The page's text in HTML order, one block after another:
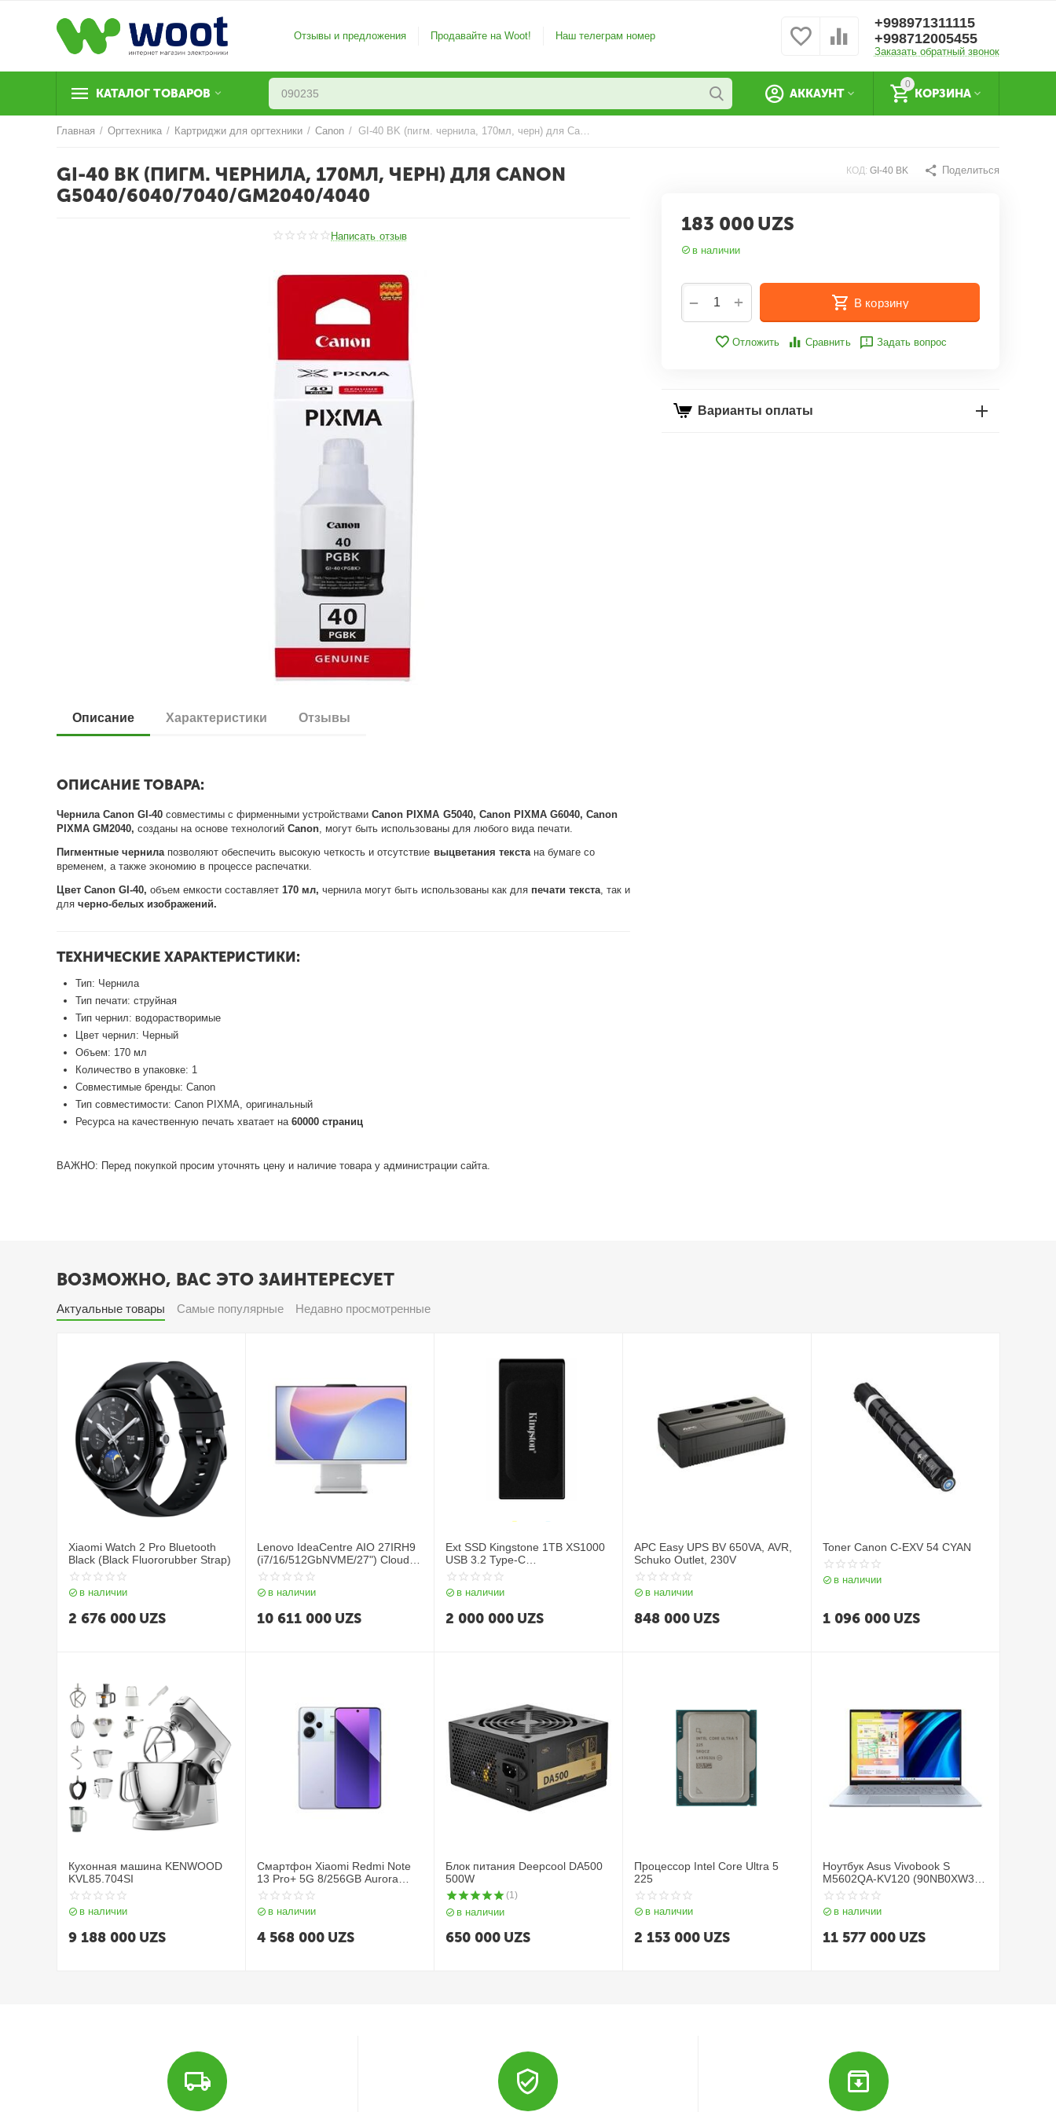
Отзывы и предложения Продавайте на Woot! Наш телеграм номер
+998971311115
+998712005455
Заказать обратный звонок
КАТАЛОГ ТОВАРОВ
0
КОРЗИНА
АККАУНТ
Главная / Оргтехника / Картриджи для оргтехники / Canon / GI-40 BK (пигм. чернила, 170мл, черн) для Canon G5040/6040/7040/GM2040/4040
GI-40 BK (ПИГМ. ЧЕРНИЛА, 170МЛ, ЧЕРН) ДЛЯ CANON
G5040/6040/7040/GM2040/4040
Написать отзыв
КОД: GI-40 BK Поделиться
183 000 UZS
в наличии
+
− В корзину
Отложить Сравнить Задать вопрос
Варианты оплаты
Описание Характеристики Отзывы
ОПИСАНИЕ ТОВАРА:
Чернила Canon GI-40 совместимы с фирменными устройствамиCanon PIXMA G5040, Canon PIXMA G6040, Canon
PIXMA GM2040,созданы на основе технологийCanon, могут быть использованы для любого вида печати.
Пигментные чернила позволяют обеспечить высокую четкость и отсутствие выцветания текстана бумаге со
временем, а также экономию в процессе распечатки.
Цвет Canon GI-40, объем емкости составляет170 мл, чернила могут быть использованы как дляпечати текста, так и
длячерно-белых изображений.
ТЕХНИЧЕСКИЕ ХАРАКТЕРИСТИКИ:
Тип: Чернила
Тип печати: струйная
Тип чернил: водорастворимые
Цвет чернил: Черный
Объем: 170 мл
Количество в упаковке: 1
Совместимые бренды: Canon
Тип совместимости: Canon PIXMA, оригинальный
Ресурса на качественную печать хватает на60000 страниц
ВАЖНО: Перед покупкой просим уточнять цену и наличие товара у администрации сайта.
ВОЗМОЖНО, ВАС ЭТО ЗАИНТЕРЕСУЕТ
Актуальные товары Самые популярные Недавно просмотренные
Xiaomi Watch 2 Pro Bluetooth
Black (Black Fluororubber Strap)
в наличии
2 676 000 UZS
Lenovo IdeaCentre AIO 27IRH9
(i7/16/512GbNVME/27") Cloud
Grey
в наличии
10 611 000 UZS
Ext SSD Kingstone 1TB XS1000
USB 3.2 Type-C
(SXS1000/1000G)
в наличии
2 000 000 UZS
APC Easy UPS BV 650VA, AVR,
Schuko Outlet, 230V
в наличии
848 000 UZS
Toner Canon C-EXV 54 CYAN
в наличии
1 096 000 UZS
Кухонная машина KENWOOD
KVL85.704SI
в наличии
9 188 000 UZS
Смартфон Xiaomi Redmi Note
13 Pro+ 5G 8/256GB Aurora
Purple
в наличии
4 568 000 UZS
Блок питания Deepcool DA500
500W
(1)
в наличии
650 000 UZS
Процессор Intel Core Ultra 5
225
в наличии
2 153 000 UZS
Ноутбук Asus Vivobook S
M5602QA-KV120 (90NB0XW3-
M004P0) / R5 5600H / 16GB /
SSD 512GB / 16", серый
в наличии
11 577 000 UZS